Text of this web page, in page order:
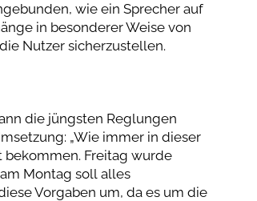
wie ein Sprecher auf
in besonderer Weise von
Nutzer sicherzustellen.
die jüngsten Reglungen
„Wie immer in dieser
Freitag wurde
Montag soll alles
Vorgaben um, da es um die